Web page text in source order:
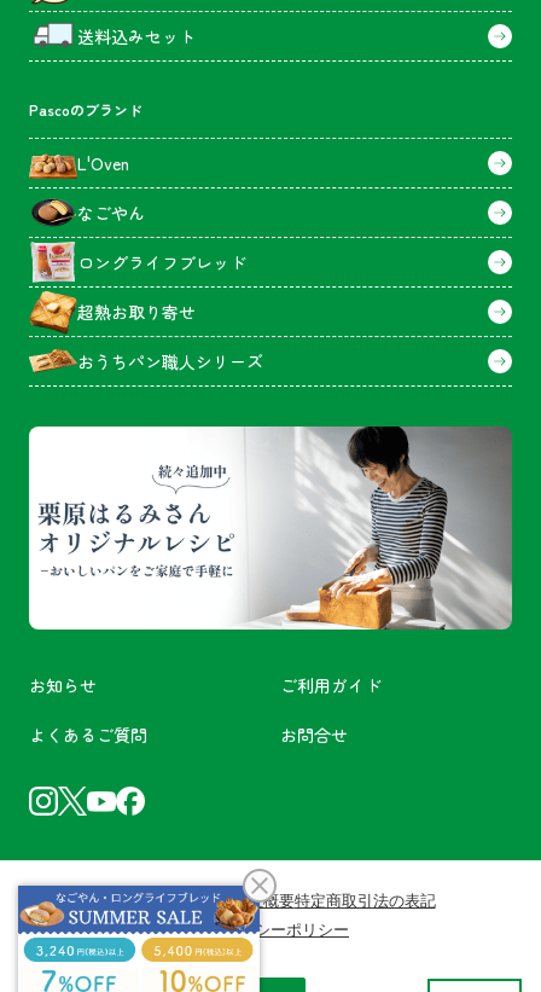
送料込みセット
Pascoのブランド
L'Oven
なごやん
ロングライフブレッド
超熟お取り寄せ
おうちパン職人シリーズ
お知らせ ご利用ガイド
よくあるご質問 お問合せ
利用規約会員規約会社概要特定商取引法の表記
プライバシーポリシー